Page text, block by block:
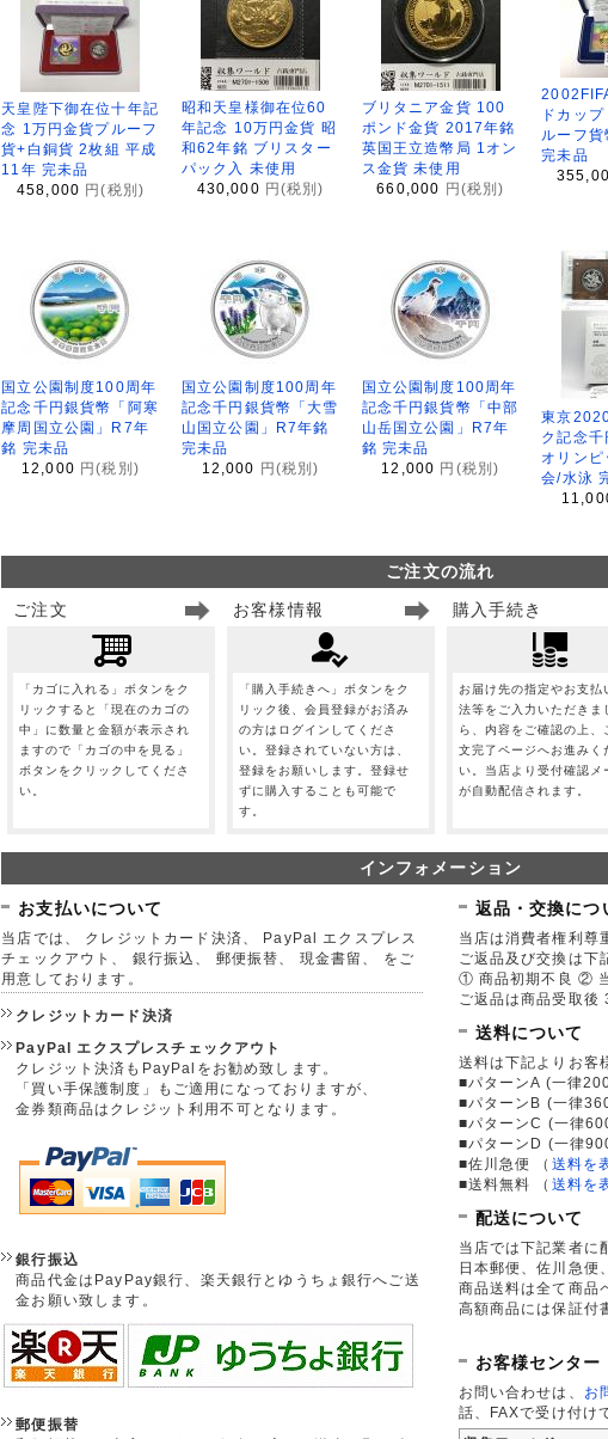
天皇陛下御在位十年記
念 1万円金貨プルーフ
貨+白銅貨 2枚組 平成
11年 完未品
458,000 円(税別)
昭和天皇様御在位60
年記念 10万円金貨 昭
和62年銘 ブリスター
パック入 未使用
430,000 円(税別)
ブリタニア金貨 100
ポンド金貨 2017年銘
英国王立造幣局 1オン
ス金貨 未使用
660,000
円(税別)
ドカッ
ルーフ貨
完未品
国立公園制度100周年
記念千円銀貨幣「阿寒
摩周国立公園」R7年
銘 完未品
12,000 円(税別)
国立公園制度100周年
記念千円銀貨幣「大雪
山国立公園」R7年銘
完未品
12,000 円(税別)
国立公園制度100周年
記念千円銀貨幣「中部
山岳国立公園」R7年
銘 完未品
12,000 円(税別)
東京
ク記念
オリンピ
会/水泳
ご注文の流れ
ご注文
「カゴに入れる」ボタンをク
リックすると「現在のカゴの
中」に数量と金額が表示され
ますので「カゴの中を見る」
ボタンをクリックしてくださ
い。
お客様情報
「購入手続きへ」ボタンをク
リック後、会員登録がお済み
の方はログインしてくださ
い。登録されていない方は、
登録をお願いします。登録せ
ずに購入することも可能で
す。
購入手続き
お届け先の指定やお支払
法等をご入力いただきま
ら、内容をご確認の上、
文完了ページへお進みく
い。当店より受付確認メ
が自動配信されます。
インフォメーション
お支払いについて
当店では、 クレジットカード決済、 PayPal エクスプレス
チェックアウト、 銀行振込、 郵便振替、 現金書留、 をご
用意しております。
クレジットカード決済
PayPal エクスプレスチェックアウト
クレジット決済もPayPalをお勧め致します。
「買い手保護制度」もご適用になっておりますが、
金券類商品はクレジット利用不可となります。
銀行振込
商品代金はPayPay銀行、楽天銀行とゆうちょ銀行へご送
金お願い致します。
郵便振替
返品・交換につ
当店は消費者権利尊
ご返品及び交換は下
① 商品初期不良 ②
ご返品は商品受取後
送料について
送料は下記よりお客
■パターンA (一律
■パターンB (一律
■パターンC (一律
■パターンD (一律
■佐川急便
（ 送料を
■送料無料
（ 送料を
配送について
当店では下記業者に
日本郵便、佐川急
商品送料は全て商品
高額商品には保証付
お客様センター
お問い合わせは、 お
話、FAXで受け付け